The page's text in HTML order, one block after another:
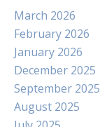
March 2026
February 2026
January 2026
December 2025
September 2025
August 2025